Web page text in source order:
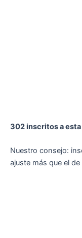
302 inscritos a
Nuestro consejo:
ajuste más que el